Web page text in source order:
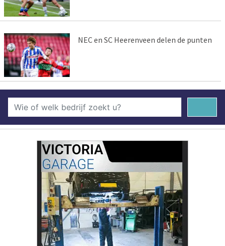
NEC en SC Heerenveen delen de punten